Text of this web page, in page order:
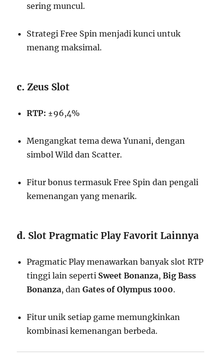
sering muncul.
Strategi Free Spin menjadi kunci untuk
menang maksimal.
c.Zeus Slot
RTP: ±96,4%
Mengangkat tema dewa Yunani, dengan
simbol Wild dan Scatter.
Fitur bonus termasuk Free Spin dan pengali
kemenangan yang menarik.
d. Slot Pragmatic Play Favorit Lainnya
Pragmatic Play menawarkan banyak slot RTP
tinggi lain seperti Sweet Bonanza,Big Bass
Bonanza, danGates of Olympus 1000.
Fitur unik setiap game memungkinkan
kombinasi kemenangan berbeda.